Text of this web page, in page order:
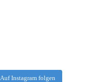
Auf Instagram folgen